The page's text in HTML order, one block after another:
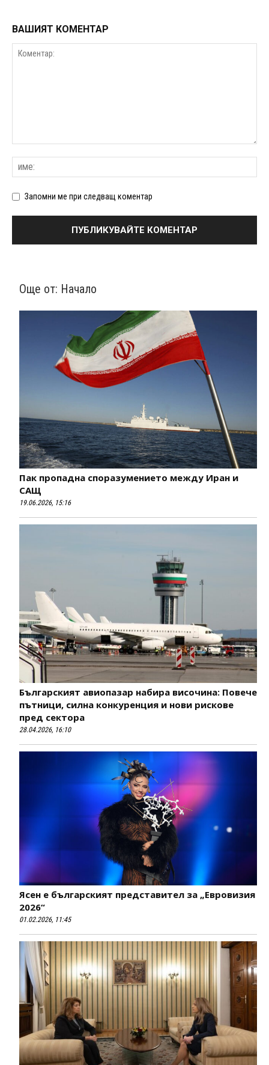
ВАШИЯТ КОМЕНТАР
Запомни ме при следващ коментар
Още от: Начало
Пак пропадна споразумението между Иран и
САЩ
19.06.2026, 15:16
Българският авиопазар набира височина: Повече
пътници, силна конкуренция и нови рискове
пред сектора
28.04.2026, 16:10
Ясен е българският представител за „Евровизия
2026“
01.02.2026, 11:45